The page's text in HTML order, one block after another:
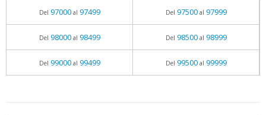
Del 97000al 97499 Del 97500al 97999
Del 98000al 98499 Del 98500al 98999
Del 99000al 99499 Del 99500al 99999